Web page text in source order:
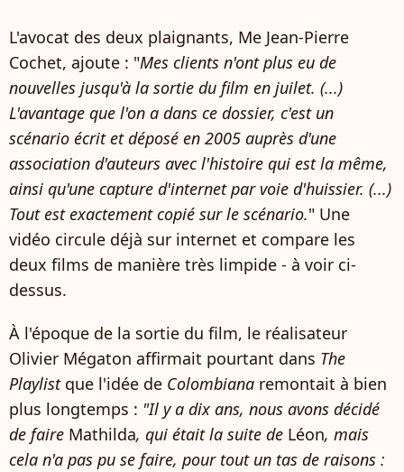
L'avocat des deux plaignants, Me Jean-Pierre
Cochet, ajoute : "Mes clients n'ont plus eu de
nouvelles jusqu'à la sortie du film en juilet. (...)
L'avantage que l'on a dans ce dossier, c'est un
scénario écrit et déposé en 2005 auprès d'une
association d'auteurs avec l'histoire qui est la même,
ainsi qu'une capture d'internet par voie d'huissier. (...)
Tout est exactement copié sur le scénario." Une
vidéo circule déjà sur internet et compare les
deux films de manière très limpide - à voir ci-
dessus.
À l'époque de la sortie du film, le réalisateur
Olivier Mégaton affirmait pourtant dans The
Playlistque l'idée de Colombiana remontait à bien
plus longtemps : "Il y a dix ans, nous avons décidé
de faire Mathilda, qui était la suite de Léon, mais
cela n'a pas pu se faire, pour tout un tas de raisons :